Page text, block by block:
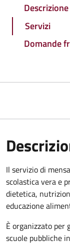
Descrizione
Servizi
Domande
Il servizio di
scolastica vera e
dietetica,
educazione
È organizzato per
scuole pubbliche